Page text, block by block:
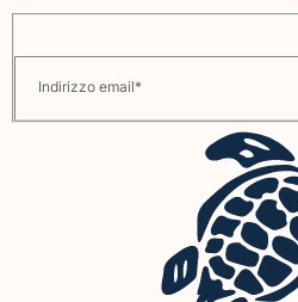
Indirizzo email*